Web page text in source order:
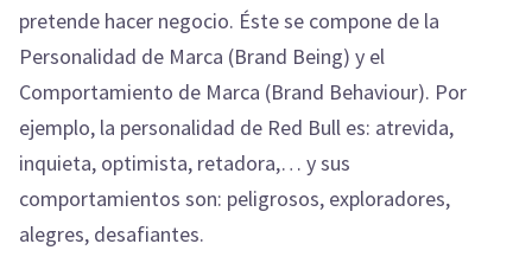
pretende hacer negocio. Éste se compone de la
Personalidad de Marca (Brand Being) y el
Comportamiento de Marca (Brand Behaviour). Por
ejemplo, la personalidad de Red Bull es: atrevida,
inquieta, optimista, retadora,… y sus
comportamientos son: peligrosos, exploradores,
alegres, desafiantes.